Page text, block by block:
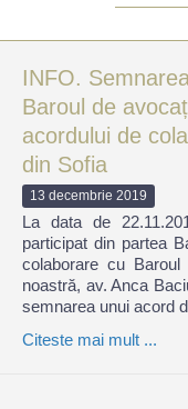
INFO.
Baroul de
acordului de
din Sofia
13 decembrie 2019
La data de
participat din partea
colaborare cu
noastră, av. Anca
semnarea unui acord
Citeste mai mult ...